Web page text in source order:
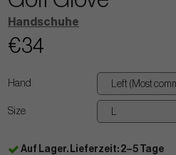
Handschuhe
€34
Hand
Size
Auf Lager. Lieferzeit: 2–5 Tage